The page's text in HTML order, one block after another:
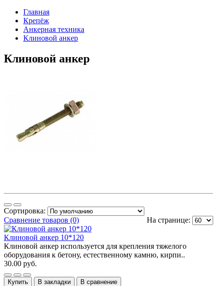
Главная
Крепёж
Анкерная техника
Клиновой анкер
Клиновой анкер
Сортировка:
На странице:
Сравнение товаров (0)
Клиновой анкер 10*120
Клиновой анкер используется для крепления тяжелого
оборудования к бетону, естественному камню, кирпи..
30.00 руб.
Купить В закладки В сравнение